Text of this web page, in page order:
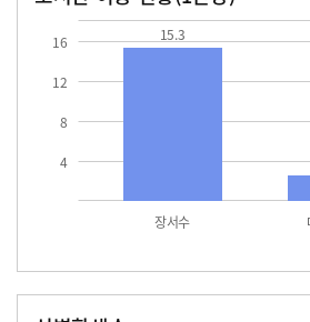
4
8
12
16
장서수
15.3